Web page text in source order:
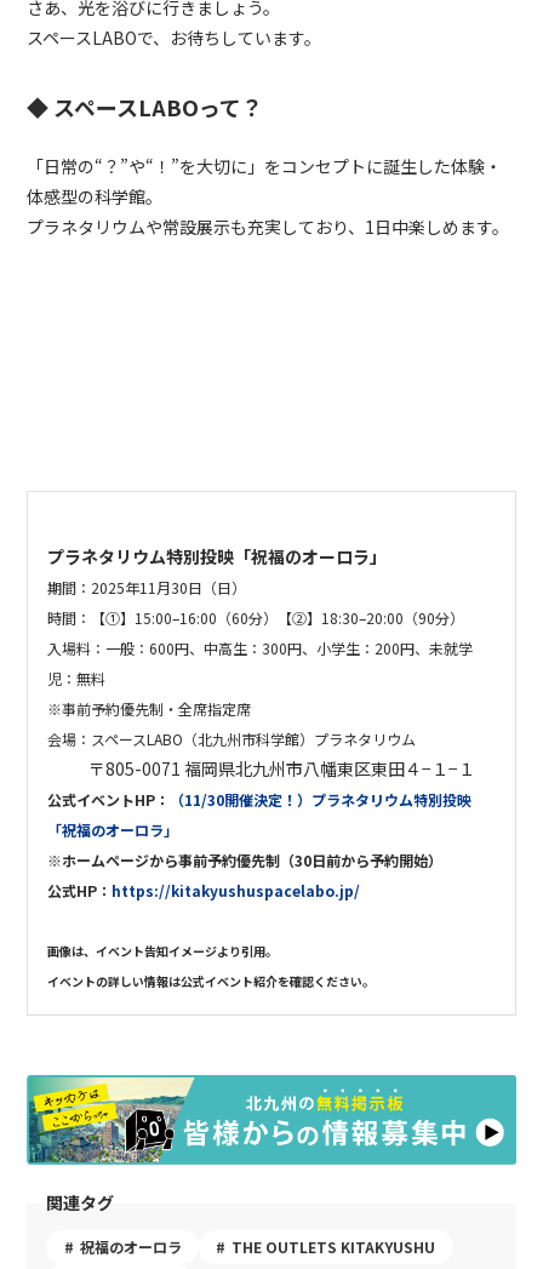
さあ、光を浴びに行きましょう。
スペースLABOで、お待ちしています。
◆ スペースLABOって？
「日常の“？”や“！”を大切に」をコンセプトに誕生した体験・
体感型の科学館。
プラネタリウムや常設展示も充実しており、1日中楽しめます。
プラネタリウム特別投映「祝福のオーロラ」
期間： 2025年11 月30日（日）
時間：
【①】 15:00–16:00 （60分） 【②】 18:30–20:00 （90分）
入場料：一般：600円、中高生：300円、小学生：200円、未就学
児：無料
※事前予約優先制・全席指定席
会場：スペースLABO（北九州市科学館）プラネタリウム
〒805-0071 福岡県北九州市八幡東区東田４−１−１
公式イベントHP：
（11/30開催決定！）プラネタリウム特別投映
「祝福のオーロラ」
※ホームページから事前予約優先制（30日前から予約開始）
公式HP： https://kitakyushuspacelabo.jp/
画像は、イベント告知イメージより引用。
イベントの詳しい情報は公式イベント紹介を確認ください。
関連タグ
祝福のオーロラ
THE OUTLETS KITAKYUSHU